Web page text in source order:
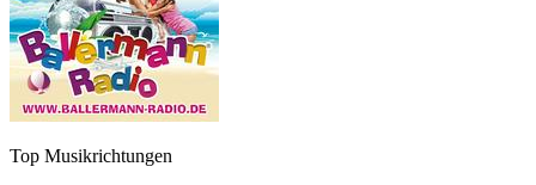
Top Musikrichtungen